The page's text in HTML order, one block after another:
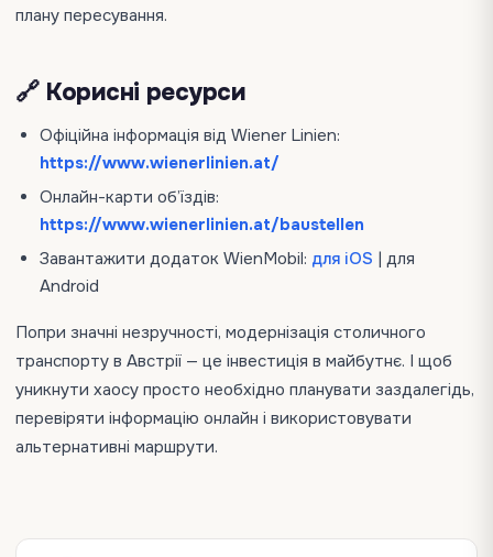
плану пересування.
🔗 Корисні ресурси
Офіційна інформація від Wiener Linien:
https://www.wienerlinien.at/
Онлайн-карти об’їздів:
https://www.wienerlinien.at/baustellen
Завантажити додаток WienMobil: для iOS | для
Android
Попри значні незручності, модернізація столичного
транспорту в Австрії — це інвестиція в майбутнє. І щоб
уникнути хаосу просто необхідно планувати заздалегідь,
перевіряти інформацію онлайн і використовувати
альтернативні маршрути.